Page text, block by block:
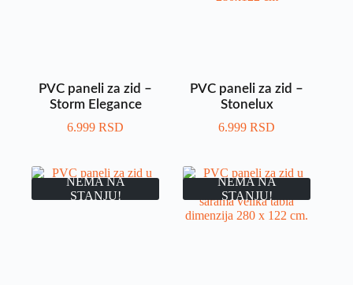
PVC paneli za zid –
Storm Elegance
6.999RSD
PVC paneli za zid –
Stonelux
6.999RSD
NEMA NA
STANJU!
NEMA NA
STANJU!